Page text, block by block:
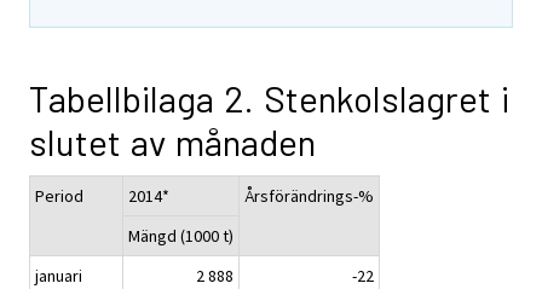
Tabellbilaga 2. Stenkolslagret i
slutet av månaden
Period 2014*
Årsförändrings-%
Mängd (1000 t)
januari
2 888
-22